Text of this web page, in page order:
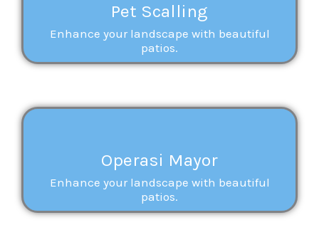
Pet Scalling
Enhance your landscape with beautiful
patios.
Operasi Mayor
Enhance your landscape with beautiful
patios.